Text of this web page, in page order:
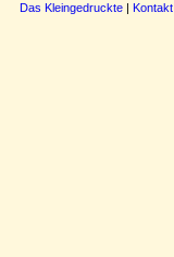
Das Kleingedruckte | Kontakt